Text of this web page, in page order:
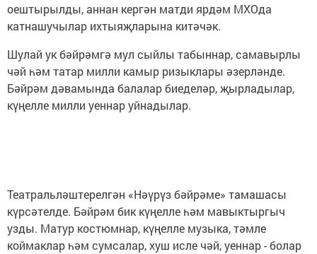
оештырылды, аннан кергән матди ярдәм МХОда
катнашучылар ихтыяҗларына китәчәк.
Шулай ук бәйрәмгә мул сыйлы табыннар, самавырлы
чәй һәм татар милли камыр ризыклары әзерләнде.
Бәйрәм дәвамында балалар биеделәр, җырладылар,
күңелле милли уеннар уйнадылар.
Театральләштерелгән «Нәүрүз бәйрәме» тамашасы
күрсәтелде. Бәйрәм бик күңелле һәм мавыктыргыч
узды. Матур костюмнар, күңелле музыка, тәмле
коймаклар һәм сумсалар, хуш исле чәй, уеннар - болар